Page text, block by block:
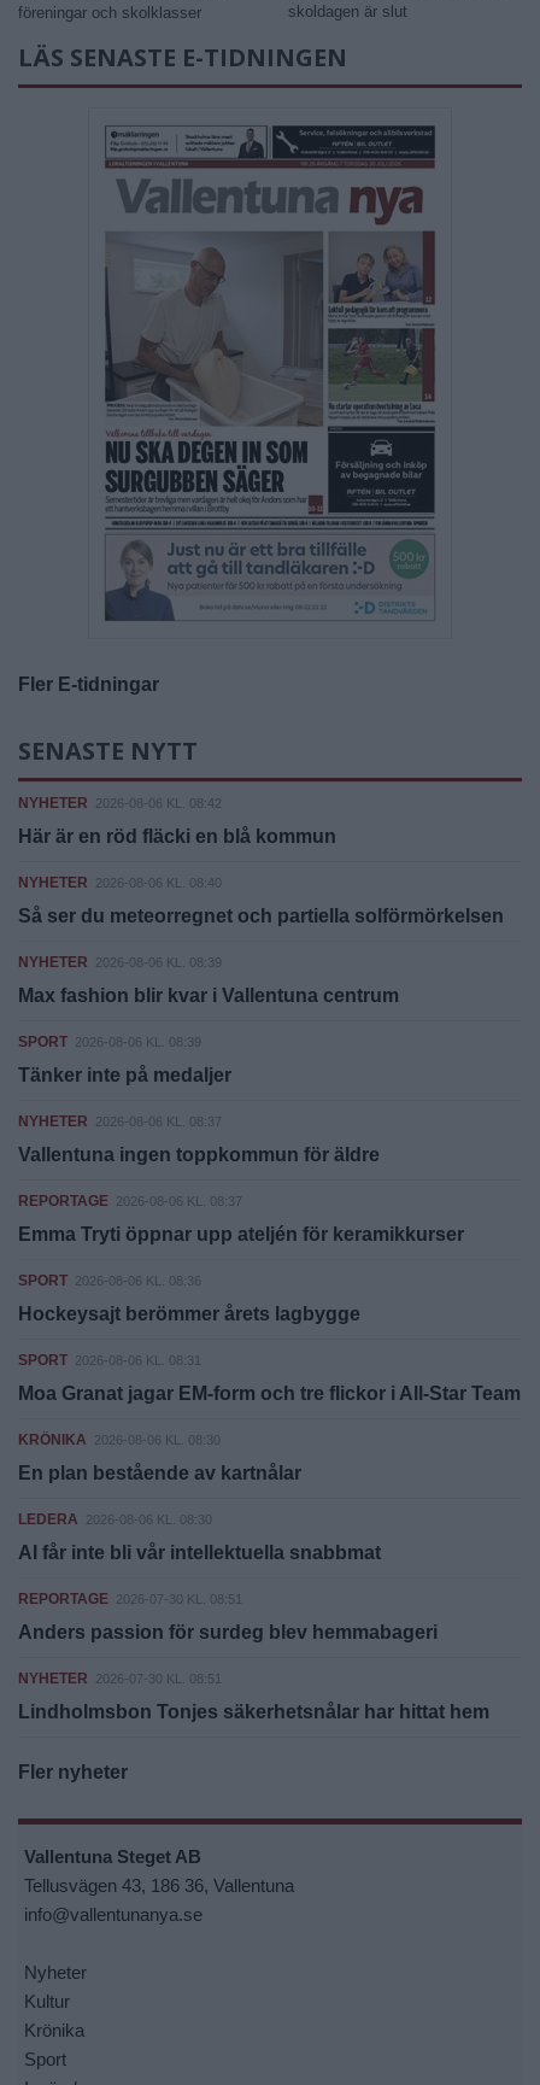
föreningar och skolklasser
skoldagen är slut
LÄS SENASTE E-TIDNINGEN
Fler E-tidningar
SENASTE NYTT
NYHETER 2026-08-06 KL. 08:42
Här är en röd fläcki en blå kommun
NYHETER 2026-08-06 KL. 08:40
Så ser du meteorregnet och partiella solförmörkelsen
NYHETER 2026-08-06 KL. 08:39
Max fashion blir kvar i Vallentuna centrum
SPORT 2026-08-06 KL. 08:39
Tänker inte på medaljer
NYHETER 2026-08-06 KL. 08:37
Vallentuna ingen toppkommun för äldre
REPORTAGE 2026-08-06 KL. 08:37
Emma Tryti öppnar upp ateljén för keramikkurser
SPORT 2026-08-06 KL. 08:36
Hockeysajt berömmer årets lagbygge
SPORT 2026-08-06 KL. 08:31
Moa Granat jagar EM-form och tre flickor i All-Star Team
KRÖNIKA 2026-08-06 KL. 08:30
En plan bestående av kartnålar
LEDERA 2026-08-06 KL. 08:30
AI får inte bli vår intellektuella snabbmat
REPORTAGE 2026-07-30 KL. 08:51
Anders passion för surdeg blev hemmabageri
NYHETER 2026-07-30 KL. 08:51
Lindholmsbon Tonjes säkerhetsnålar har hittat hem
Fler nyheter
Vallentuna Steget AB
Tellusvägen 43, 186 36, Vallentuna
info@vallentunanya.se
Nyheter
Kultur
Krönika
Sport